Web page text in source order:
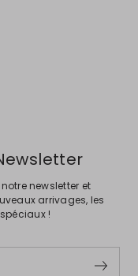
newsletter et
arrivages, les
!